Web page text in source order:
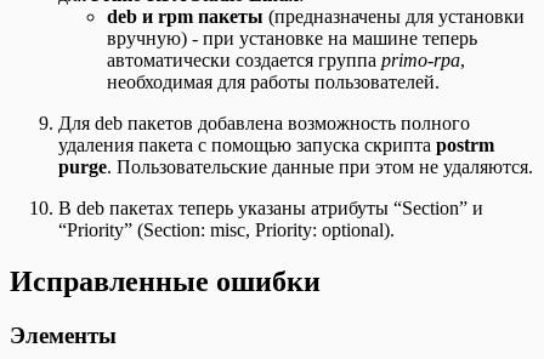
deb и rpm пакеты (предназначены для установки
вручную) - при установке на машине теперь
автоматически создается группа primo-rpa,
необходимая для работы пользователей.
Для deb пакетов добавлена возможность полного
удаления пакета с помощью запуска скрипта postrm
purge. Пользовательские данные при этом не удаляются.
В deb пакетах теперь указаны атрибуты “Section” и
“Priority” (Section: misc, Priority: optional).
Исправленные ошибки
Элементы